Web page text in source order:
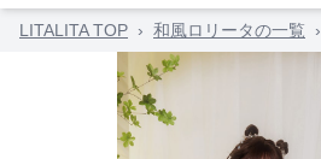
LITALITA TOP › 和風ロリータの一覧 ›